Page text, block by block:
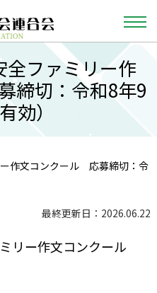
ファミリー作
締切：令和8年9
効）
作文コンクール 応募締切：令
最終更新日：2026.06.22
リー作文コンクール